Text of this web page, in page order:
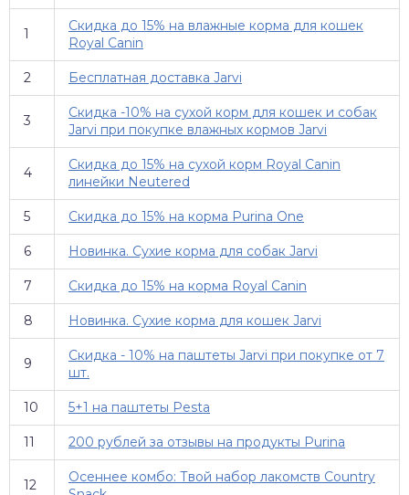
1
Скидка до 15% на влажные корма для кошек
Royal Canin
2 Бесплатная доставка Jarvi
3
Скидка -10% на сухой корм для кошек и собак
Jarvi при покупке влажных кормов Jarvi
4
Скидка до 15% на сухой корм Royal Canin
линейки Neutered
5 Скидка до 15% на корма Purina One
6 Новинка. Сухие корма для собак Jarvi
7 Скидка до 15% на корма Royal Canin
8 Новинка. Сухие корма для кошек Jarvi
9
Скидка - 10% на паштеты Jarvi при покупке от 7
шт.
10 5+1 на паштеты Pesta
11 200 рублей за отзывы на продукты Purina
12
Осеннее комбо: Твой набор лакомств Country